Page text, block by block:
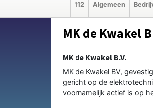
112 Algemeen
MK de Kwakel
MK de Kwakel B.V.
MK de Kwakel BV,
gericht op de
voornamelijk actief is op